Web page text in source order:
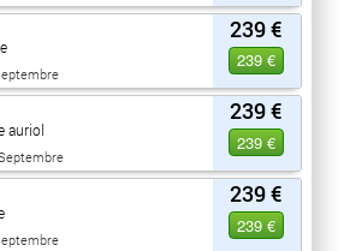
239 €
239 €
239 €
239 €
auriol
239 €
239 €